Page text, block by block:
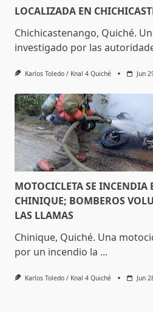
LOCALIZADA EN
Chichicastenango, Quiché.
investigado por las
Karlos Toledo / Knal 4 Quiché Jun
MOTOCICLETA SE INCENDIA
CHINIQUE; BOMBEROS
LAS LLAMAS
Chinique, Quiché. Una
por un incendio la ...
Karlos Toledo / Knal 4 Quiché Jun